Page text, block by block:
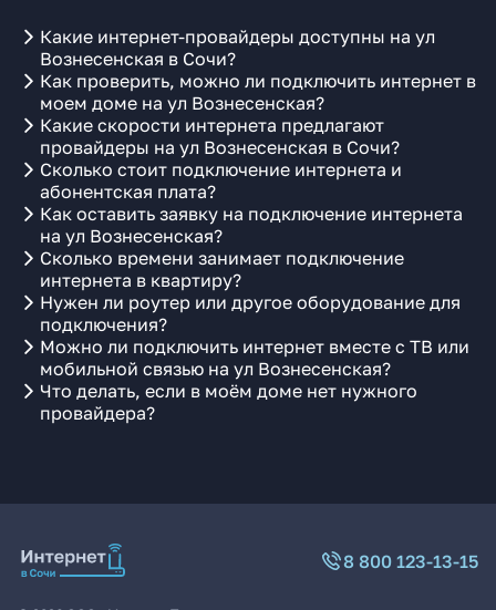
Какие интернет-провайдеры доступны на ул
Вознесенская в Сочи?
Как проверить, можно ли подключить интернет в
моем доме на ул Вознесенская?
Какие скорости интернета предлагают
провайдеры на ул Вознесенская в Сочи?
Сколько стоит подключение интернета и
абонентская плата?
Как оставить заявку на подключение интернета
на ул Вознесенская?
Сколько времени занимает подключение
интернета в квартиру?
Нужен ли роутер или другое оборудование для
подключения?
Можно ли подключить интернет вместе с ТВ или
мобильной связью на ул Вознесенская?
Что делать, если в моём доме нет нужного
провайдера?
8 800 123-13-15